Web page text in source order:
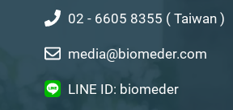
02 - 6605 8355 ( Taiwan )
media@biomeder.com
LINE ID: biomeder